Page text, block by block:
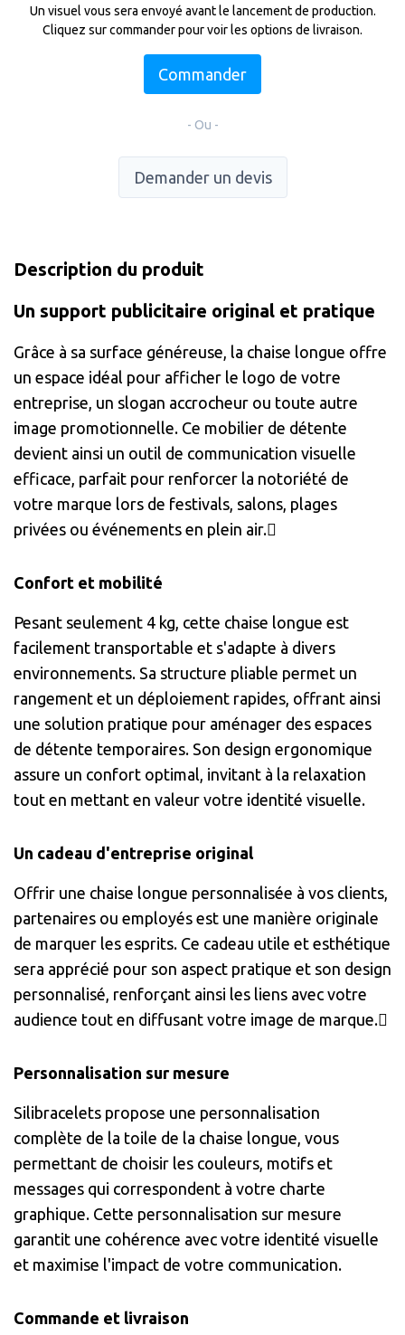
Un visuel vous sera envoyé avant le lancement de production.
Cliquez sur commander pour voir les options de livraison.
Commander
- Ou -
Demander un devis
Description du produit
Un support publicitaire original et pratique
Grâce à sa surface généreuse, la chaise longue offre
un espace idéal pour afficher le logo de votre
entreprise, un slogan accrocheur ou toute autre
image promotionnelle. Ce mobilier de détente
devient ainsi un outil de communication visuelle
efficace, parfait pour renforcer la notoriété de
votre marque lors de festivals, salons, plages
privées ou événements en plein air.
Confort et mobilité
Pesant seulement 4 kg, cette chaise longue est
facilement transportable et s'adapte à divers
environnements. Sa structure pliable permet un
rangement et un déploiement rapides, offrant ainsi
une solution pratique pour aménager des espaces
de détente temporaires. Son design ergonomique
assure un confort optimal, invitant à la relaxation
tout en mettant en valeur votre identité visuelle.
Un cadeau d'entreprise original
Offrir une chaise longue personnalisée à vos clients,
partenaires ou employés est une manière originale
de marquer les esprits. Ce cadeau utile et esthétique
sera apprécié pour son aspect pratique et son design
personnalisé, renforçant ainsi les liens avec votre
audience tout en diffusant votre image de marque.
Personnalisation sur mesure
Silibracelets propose une personnalisation
complète de la toile de la chaise longue, vous
permettant de choisir les couleurs, motifs et
messages qui correspondent à votre charte
graphique. Cette personnalisation sur mesure
garantit une cohérence avec votre identité visuelle
et maximise l'impact de votre communication.
Commande et livraison